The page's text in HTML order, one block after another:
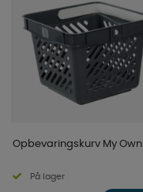
Opbevaringskurv My Own
På lager